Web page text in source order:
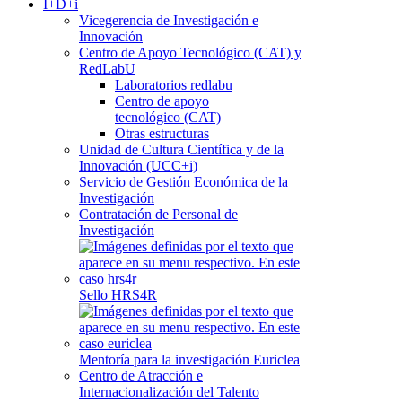
I+D+i
Vicegerencia de Investigación e
Innovación
Centro de Apoyo Tecnológico (CAT) y
RedLabU
Laboratorios redlabu
Centro de apoyo
tecnológico (CAT)
Otras estructuras
Unidad de Cultura Científica y de la
Innovación (UCC+i)
Servicio de Gestión Económica de la
Investigación
Contratación de Personal de
Investigación
Sello HRS4R
Mentoría para la investigación Euriclea
Centro de Atracción e
Internacionalización del Talento